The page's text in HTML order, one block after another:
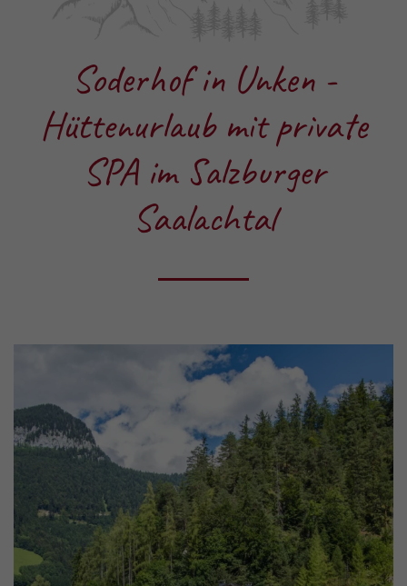
Soderhof in Unken -
Hüttenurlaub mit private
SPA im Salzburger
Saalachtal